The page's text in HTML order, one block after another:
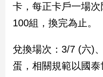
樂
星
聞
流
行/
時
卡，每正卡戶一場
100組，換完為止。
兌換場次：3/7 (六)
蛋，相關規範以國泰